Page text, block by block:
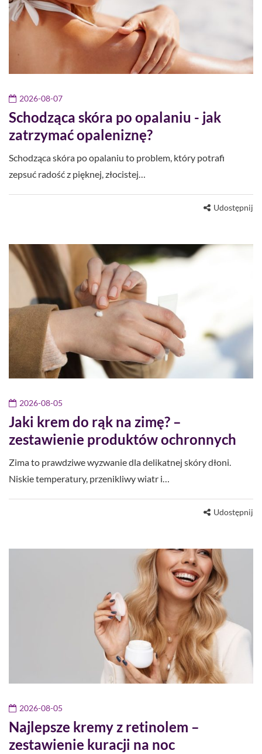
2026-08-07
Schodząca skóra po opalaniu - jak
zatrzymać opaleniznę?
Schodząca skóra po opalaniu to problem, który potrafi
zepsuć radość z pięknej, złocistej…
Udostępnij
2026-08-05
Jaki krem do rąk na zimę? –
zestawienie produktów ochronnych
Zima to prawdziwe wyzwanie dla delikatnej skóry dłoni.
Niskie temperatury, przenikliwy wiatr i…
Udostępnij
2026-08-05
Najlepsze kremy z retinolem –
zestawienie kuracji na noc